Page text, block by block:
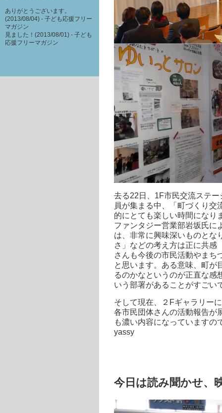
去る22日、1F市民交流ステ
員が集まる中、「町づくり交
的にとても楽しい時間になり
ファンタジー営業部岩坂氏に
は、非常に興味深いものとな
さ」などの考え方は正に共感
さんも今後の市民活動やまち
と思います。ある意味、町が
るのかなというのが正直な感
いう部署があることがすごい
そして現在、２Fギャラリー
各市民団体さんの活動報告が
も濃い内容になっています
yassy
今日は読み聞かせ、
ありがとうございます。
(2013/08/04) - 子ども応援フリー
マガジン
見ました！(2013/08/01) - 子ども
応援フリーマガジン